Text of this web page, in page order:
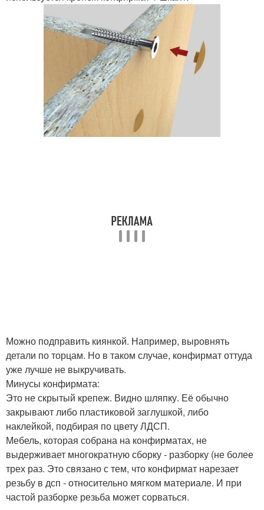
Можно подправить киянкой. Например, выровнять
детали по торцам. Но в таком случае, конфирмат оттуда
уже лучше не выкручивать.
Минусы конфирмата:
Это не скрытый крепеж. Видно шляпку. Её обычно
закрывают либо пластиковой заглушкой, либо
наклейкой, подбирая по цвету ЛДСП.
Мебель, которая собрана на конфирматах, не
выдерживает многократную сборку - разборку (не более
трех раз. Это связано с тем, что конфирмат нарезает
резьбу в дсп - относительно мягком материале. И при
частой разборке резьба может сорваться.